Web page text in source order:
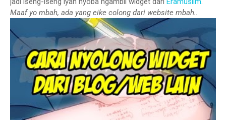
Maaf yo mbah, ada yang eike colong dari website mbah..